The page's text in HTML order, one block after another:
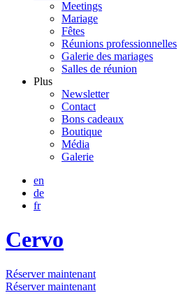
Meetings
Mariage
Fêtes
Réunions professionnelles
Galerie des mariages
Salles de réunion
Plus
Newsletter
Contact
Bons cadeaux
Boutique
Média
Galerie
en
de
fr
Cervo
Réserver maintenant
Réserver maintenant